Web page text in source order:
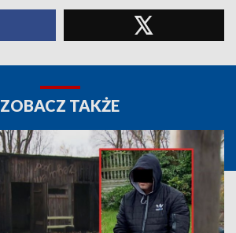
ZOBACZ TAKŻE